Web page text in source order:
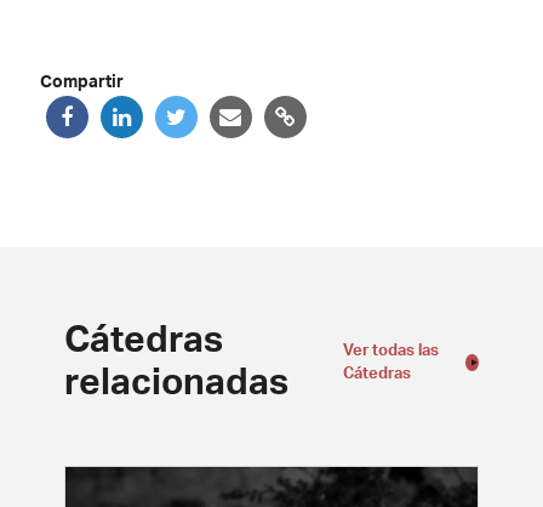
Compartir
Cátedras
relacionadas
Ver todas las
Cátedras